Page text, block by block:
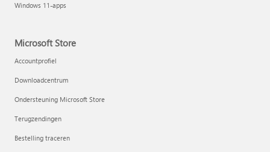
Windows 11-apps
Microsoft Store
Accountprofiel
Downloadcentrum
Ondersteuning Microsoft Store
Terugzendingen
Bestelling traceren